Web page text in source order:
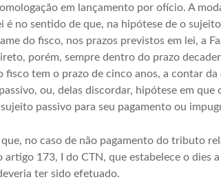
em lançamento por ofício. A
no sentido de que, na hipótese de o
do fisco, nos prazos previstos em lei, a
porém, sempre dentro do prazo
fisco tem o prazo de cinco anos, a contar
ou, delas discordar, hipótese em
passivo para seu pagamento ou
no caso de não pagamento do tributo
173, I do CTN, que estabelece o dies
ter sido efetuado.